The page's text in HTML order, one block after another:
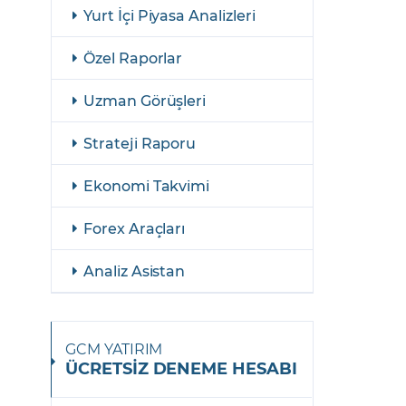
Yasal Bildirimler
GCM Borsa Trader Eğitim Videoları
Yurt İçi Piyasa Analizleri
Özel Raporlar
Uzman Görüşleri
Strateji Raporu
Ekonomi Takvimi
Forex Araçları
Analiz Asistan
GCM YATIRIM
ÜCRETSİZ DENEME HESABI